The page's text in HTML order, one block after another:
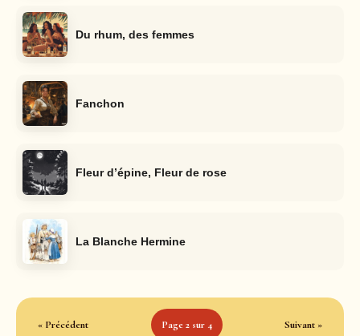
Du rhum, des femmes
Fanchon
Fleur d’épine, Fleur de rose
La Blanche Hermine
« Précédent Page 2 sur 4 Suivant »